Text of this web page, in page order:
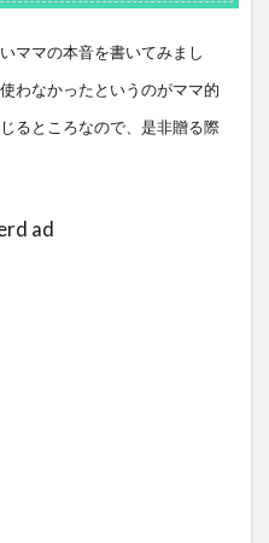
ママの本音を書いてみまし
わなかったというのがママ的
るところなので、是非贈る際
ad